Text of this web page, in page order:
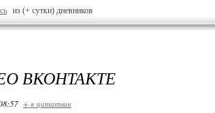
из (+ сутки) дневников
ВКОНТАКТЕ
+ в цитатник